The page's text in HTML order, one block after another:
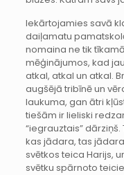
Iekārtojamies savā
daiļamatu
nomaina ne tik
mēģinājumos, kad
atkal, atkal un atkal.
augšējā tribīnē un
laukuma, gan ātri
tiešām ir lieliski
“iegrauztais”
kas jādara, tas
svētkos teica Harijs,
svētku spārnoto